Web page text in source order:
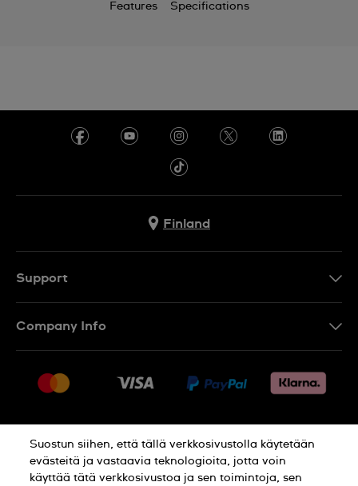
Features Specifications
Finland
Support
Palautukset
Myyntiehdot
Withdraw from contract
Company Info
Jobs
Suostun siihen, että tällä verkkosivustolla käytetään
evästeitä ja vastaavia teknologioita, jotta voin
käyttää tätä verkkosivustoa ja sen toimintoja, sen